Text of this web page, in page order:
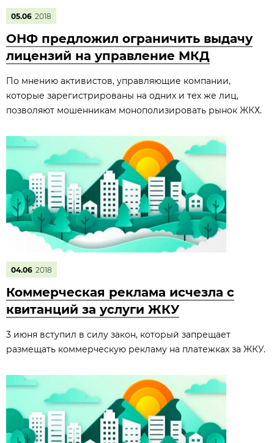
05.06 2018
ОНФ предложил ограничить выдачу
лицензий на управление МКД
По мнению активистов, управляющие компании,
которые зарегистрированы на одних и тех же лиц,
позволяют мошенникам монополизировать рынок ЖКХ.
04.06 2018
Коммерческая реклама исчезла с
квитанций за услуги ЖКУ
3 июня вступил в силу закон, который запрещает
размещать коммерческую рекламу на платежках за ЖКУ.